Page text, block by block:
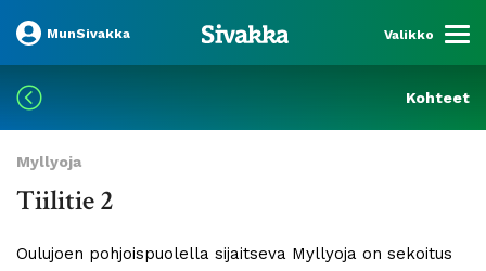
MunSivakka Valikko
Kohteet
Myllyoja
Tiilitie 2
Oulujoen pohjoispuolella sijaitseva Myllyoja on sekoitus